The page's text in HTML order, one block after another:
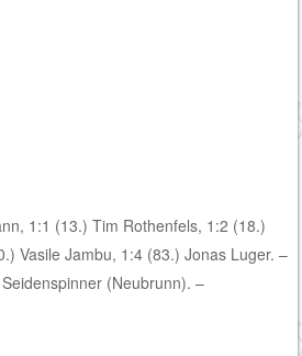
1:1 (13.) Tim Rothenfels, 1:2 (18.)
Vasile Jambu, 1:4 (83.) Jonas Luger. –
(Neubrunn). –